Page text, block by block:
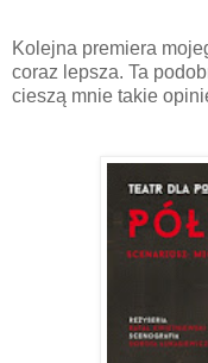
Kolejna premiera
coraz lepsza. Ta
cieszą mnie takie